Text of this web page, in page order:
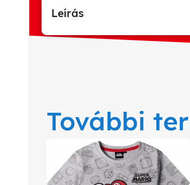
Leírás
További